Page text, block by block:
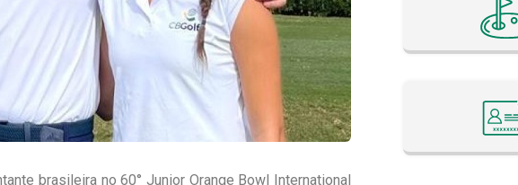
brasileira no 60° Junior Orange Bowl International